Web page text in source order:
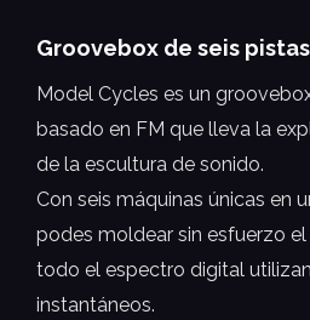
Groovebox de seis
Model Cycles es un
basado en FM que lleva la
de la escultura de sonido.
Con seis máquinas únicas en
podes moldear sin esfuerzo
todo el espectro digital
instantáneos.